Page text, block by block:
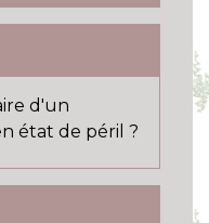
d'un
état de péril ?